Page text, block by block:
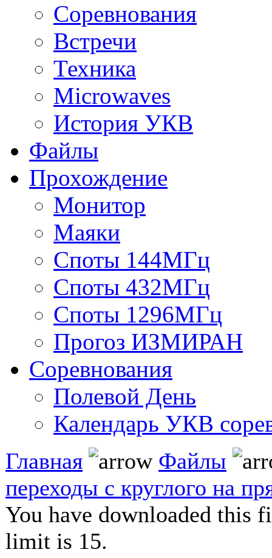
Соревнования
Встречи
Техника
Microwaves
История УКВ
Файлы
Прохождение
Монитор
Маяки
Споты 144МГц
Споты 432МГц
Споты 1296МГц
Прогоз ИЗМИРАН
Соревнования
Полевой День
Календарь УКВ
Главная
Файлы
переходы с круглого на
You have downloaded this
limit is 15.